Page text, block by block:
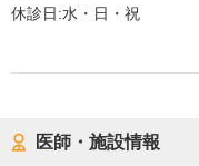
休診日:水・日・祝
医師・施設情報